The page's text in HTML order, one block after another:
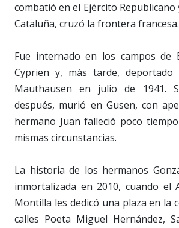
combatió en el Ejército Republicano
Cataluña, cruzó la frontera francesa.
Fue internado en los campos de
Cyprien y, más tarde,
Mauthausen en julio de 1941.
después, murió en Gusen, con
hermano Juan falleció poco
mismas circunstancias.
La historia de los hermanos
inmortalizada en 2010, cuando el
Montilla les dedicó una plaza en la
calles Poeta Miguel Hernández,